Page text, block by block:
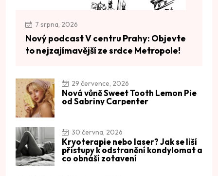
7 srpna, 2026
Nový podcast V centru Prahy: Objevte
to nejzajímavější ze srdce Metropole!
29 července, 2026
Nová vůně Sweet Tooth Lemon Pie
od Sabriny Carpenter
30 června, 2026
Kryoterapie nebo laser? Jak se liší
přístupy k odstranění kondylomat a
co obnáší zotavení